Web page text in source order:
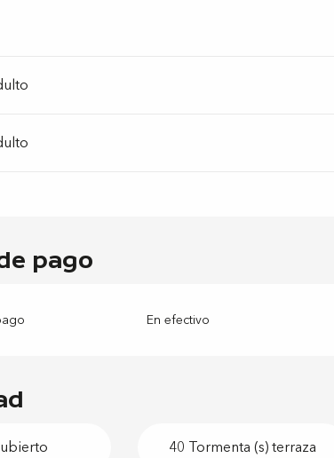
pago
En efectivo
40 Tormenta (s) terraza